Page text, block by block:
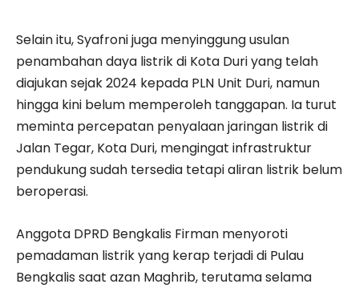
Selain itu, Syafroni juga menyinggung usulan
penambahan daya listrik di Kota Duri yang telah
diajukan sejak 2024 kepada PLN Unit Duri, namun
hingga kini belum memperoleh tanggapan. Ia turut
meminta percepatan penyalaan jaringan listrik di
Jalan Tegar, Kota Duri, mengingat infrastruktur
pendukung sudah tersedia tetapi aliran listrik belum
beroperasi.
Anggota DPRD Bengkalis Firman menyoroti
pemadaman listrik yang kerap terjadi di Pulau
Bengkalis saat azan Maghrib, terutama selama